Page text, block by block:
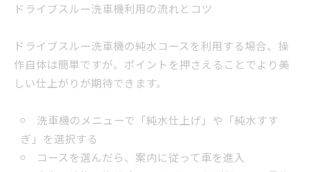
ドライブスルー洗車機利用の流れとコツ
ドライブスルー洗車機の純水コースを利用する場合、操
作自体は簡単ですが、ポイントを押さえることでより美
しい仕上がりが期待できます。
洗車機のメニューで「純水仕上げ」や「純水すす
ぎ」を選択する
コースを選んだら、案内に従って車を進入